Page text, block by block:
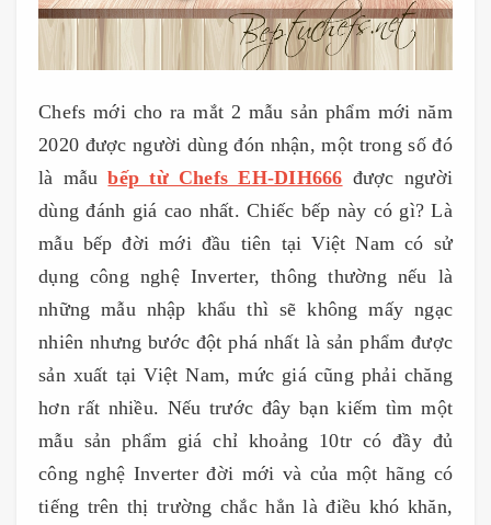
Chefs mới cho ra mắt 2 mẫu sản phẩm mới năm
2020 được người dùng đón nhận, một trong số đó
là mẫubếp từ Chefs EH-DIH666 được người
dùng đánh giá cao nhất. Chiếc bếp này có gì? Là
mẫu bếp đời mới đầu tiên tại Việt Nam có sử
dụng công nghệ Inverter, thông thường nếu là
những mẫu nhập khẩu thì sẽ không mấy ngạc
nhiên nhưng bước đột phá nhất là sản phẩm được
sản xuất tại Việt Nam, mức giá cũng phải chăng
hơn rất nhiều. Nếu trước đây bạn kiếm tìm một
mẫu sản phẩm giá chỉ khoảng 10tr có đầy đủ
công nghệ Inverter đời mới và của một hãng có
tiếng trên thị trường chắc hẳn là điều khó khăn,